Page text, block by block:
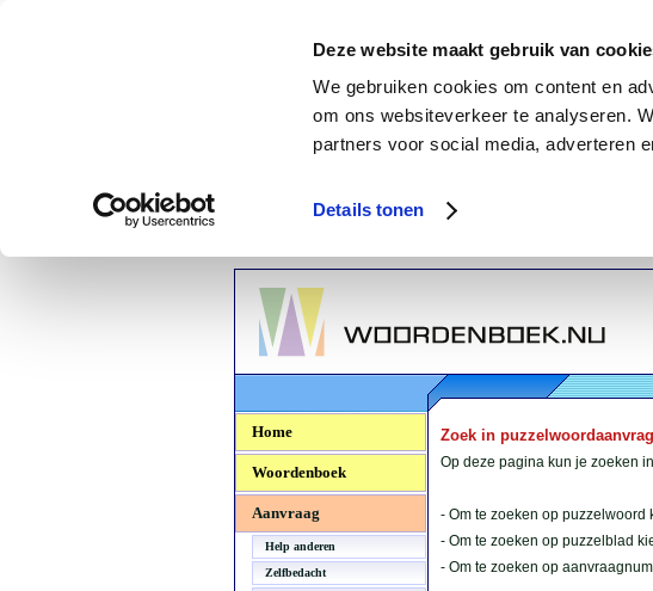
Deze website maakt gebruik van
We gebruiken cookies om content en
om ons websiteverkeer te analyseren.
partners voor social media, adverteren
Details tonen
Woordenboek.NU
Home
Woordenboek
Aanvraag
Help anderen
Zelfbedacht
Zoek in
Op deze pagina kun je zoeken
- Om te zoeken op puzzelwoord
- Om te zoeken op puzzelblad
- Om te zoeken op